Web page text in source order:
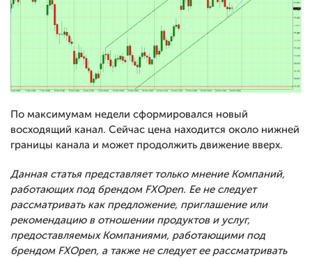
По максимумам недели сформировался новый
восходящий канал. Сейчас цена находится около нижней
границы канала и может продолжить движение вверх.
Данная статья представляет только мнение Компаний,
работающих под брендом FXOpen. Ее не следует
рассматривать как предложение, приглашение или
рекомендацию в отношении продуктов и услуг,
предоставляемых Компаниями, работающими под
брендом FXOpen, а также не следует ее рассматривать